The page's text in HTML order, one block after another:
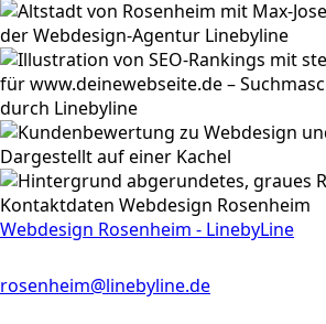
Webdesign Rosenheim - LinebyLine
rosenheim@linebyline.de